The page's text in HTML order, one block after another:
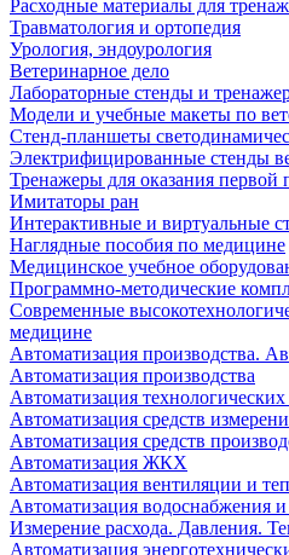
Расходные материалы для
Травматология и ортопедия
Урология, эндоурология
Ветеринарное дело
Лабораторные стенды и
Модели и учебные макеты по
Стенд-планшеты
Электрифицированные стенды
Тренажеры для оказания
Имитаторы ран
Интерактивные и виртуальные
Наглядные пособия по медицине
Медицинское учебное
Программно-методические
Современные
медицине
Автоматизация производства.
Автоматизация производства
Автоматизация
Автоматизация средств
Автоматизация средств
Автоматизация ЖКХ
Автоматизация вентиляции и
Автоматизация водоснабжения
Измерение расхода. Давления.
Автоматизация